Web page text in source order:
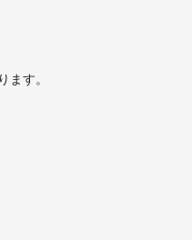
ます。